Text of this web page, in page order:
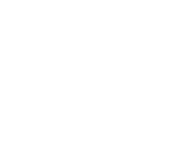
электромобилей на
парковках, АЗС и т. д.